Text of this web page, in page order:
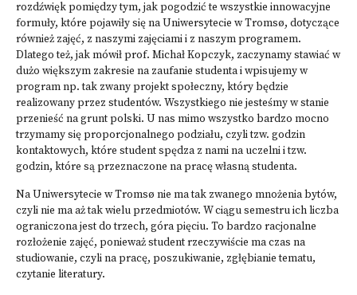
rozdźwięk pomiędzy tym, jak pogodzić te wszystkie innowacyjne
formuły, które pojawiły się na Uniwersytecie w Tromsø, dotyczące
również zajęć, z naszymi zajęciami i z naszym programem.
Dlatego też, jak mówił prof. Michał Kopczyk, zaczynamy stawiać w
dużo większym zakresie na zaufanie studenta i wpisujemy w
program np. tak zwany projekt społeczny, który będzie
realizowany przez studentów. Wszystkiego nie jesteśmy w stanie
przenieść na grunt polski. U nas mimo wszystko bardzo mocno
trzymamy się proporcjonalnego podziału, czyli tzw. godzin
kontaktowych, które student spędza z nami na uczelni i tzw.
godzin, które są przeznaczone na pracę własną studenta.
Na Uniwersytecie w Tromsø nie ma tak zwanego mnożenia bytów,
czyli nie ma aż tak wielu przedmiotów. W ciągu semestru ich liczba
ograniczona jest do trzech, góra pięciu. To bardzo racjonalne
rozłożenie zajęć, ponieważ student rzeczywiście ma czas na
studiowanie, czyli na pracę, poszukiwanie, zgłębianie tematu,
czytanie literatury.